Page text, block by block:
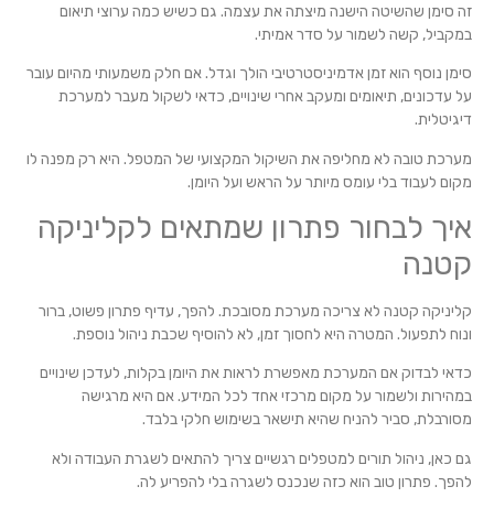
זה סימן שהשיטה הישנה מיצתה את עצמה. גם כשיש כמה ערוצי תיאום
במקביל, קשה לשמור על סדר אמיתי.
סימן נוסף הוא זמן אדמיניסטרטיבי הולך וגדל. אם חלק משמעותי מהיום עובר
על עדכונים, תיאומים ומעקב אחרי שינויים, כדאי לשקול מעבר למערכת
דיגיטלית.
מערכת טובה לא מחליפה את השיקול המקצועי של המטפל. היא רק מפנה לו
מקום לעבוד בלי עומס מיותר על הראש ועל היומן.
איך לבחור פתרון שמתאים לקליניקה
קטנה
קליניקה קטנה לא צריכה מערכת מסובכת. להפך, עדיף פתרון פשוט, ברור
ונוח לתפעול. המטרה היא לחסוך זמן, לא להוסיף שכבת ניהול נוספת.
כדאי לבדוק אם המערכת מאפשרת לראות את היומן בקלות, לעדכן שינויים
במהירות ולשמור על מקום מרכזי אחד לכל המידע. אם היא מרגישה
מסורבלת, סביר להניח שהיא תישאר בשימוש חלקי בלבד.
גם כאן, ניהול תורים למטפלים רגשיים צריך להתאים לשגרת העבודה ולא
להפך. פתרון טוב הוא כזה שנכנס לשגרה בלי להפריע לה.